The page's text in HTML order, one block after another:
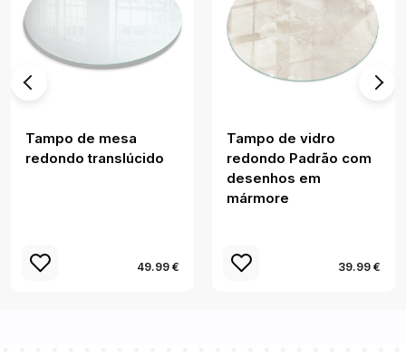
Tampo de mesa
redondo translúcido
49.99 €
Tampo de vidro
redondo Padrão com
desenhos em
mármore
39.99 €